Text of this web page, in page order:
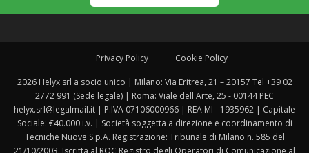
Privacy Policy Cookie Policy
2026 Helyx srl a socio unico | Milano: Via Eritrea, 21 – 20157 Tel +39 02
2772 991 (Sede legale) | Roma: Viale dell'Arte, 25 - 00144 PEC
helyx.srl@legalmail.it | P.IVA 07106000966 | REA MI - 1935962 | Capitale
Sociale: €40.000 i.v. | Società soggetta a direzione e coordinamento di
Tecniche Nuove S.p.A. Registrazione: Tribunale di Milano n. 585 del